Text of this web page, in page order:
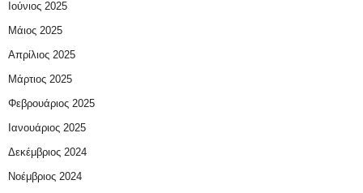
Ιούνιος 2025
Μάιος 2025
Απρίλιος 2025
Μάρτιος 2025
Φεβρουάριος 2025
Ιανουάριος 2025
Δεκέμβριος 2024
Νοέμβριος 2024